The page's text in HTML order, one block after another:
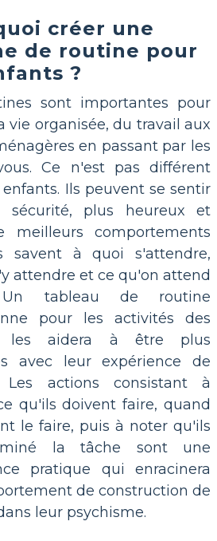
créer une
de routine pour
?
sont importantes pour
vie organisée, du travail aux
en passant par les
Ce n'est pas différent
Ils peuvent se sentir
sécurité, plus heureux et
meilleurs comportements
savent à quoi s'attendre,
attendre et ce qu'on attend
tableau de routine
pour les activités des
les aidera à être plus
avec leur expérience de
Les actions consistant à
qu'ils doivent faire, quand
le faire, puis à noter qu'ils
la tâche sont une
pratique qui enracinera
de construction de
leur psychisme.